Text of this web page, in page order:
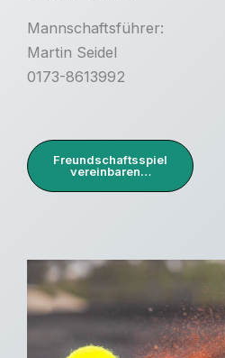
Mannschaftsführer:
Martin Seidel
0173-8613992
Freundschaftsspiel
vereinbaren…